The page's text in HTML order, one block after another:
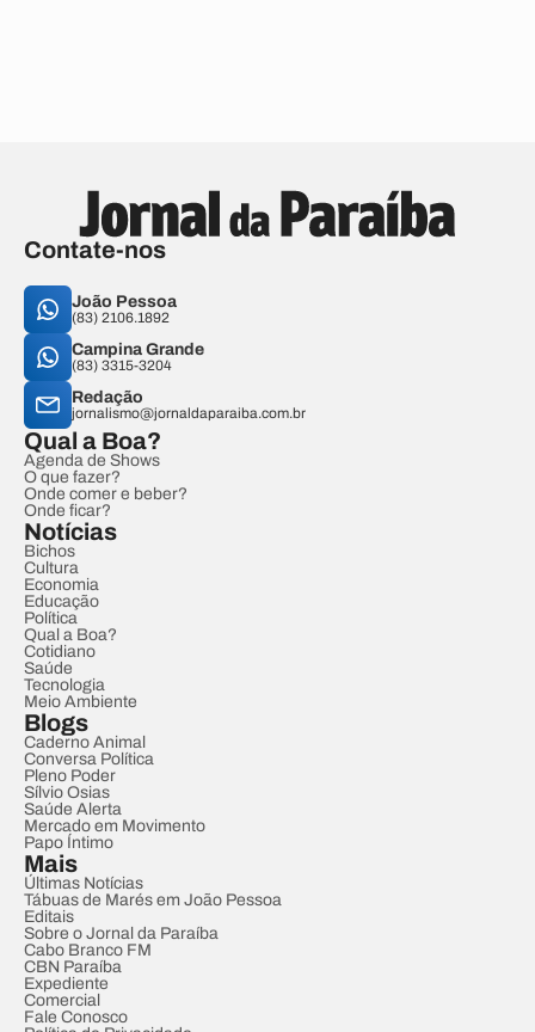
Contate-nos
João Pessoa
(83) 2106.1892
Campina Grande
(83) 3315-3204
Redação
jornalismo@jornaldaparaiba.com.br
Qual a Boa?
Agenda de Shows
O que fazer?
Onde comer e beber?
Onde ficar?
Notícias
Bichos
Cultura
Economia
Educação
Política
Qual a Boa?
Cotidiano
Saúde
Tecnologia
Meio Ambiente
Blogs
Caderno Animal
Conversa Política
Pleno Poder
Sílvio Osias
Saúde Alerta
Mercado em Movimento
Papo Íntimo
Mais
Últimas Notícias
Tábuas de Marés em João Pessoa
Editais
Sobre o Jornal da Paraíba
Cabo Branco FM
CBN Paraíba
Expediente
Comercial
Fale Conosco